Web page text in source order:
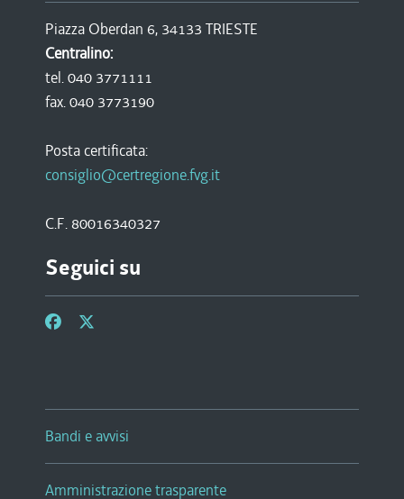
Piazza Oberdan 6, 34133 TRIESTE
Centralino:
tel. 040 3771111
fax. 040 3773190
Posta certificata:
consiglio@certregione.fvg.it
C.F. 80016340327
Seguici su
Bandi e avvisi
Amministrazione trasparente